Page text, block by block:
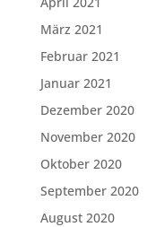
März 2021
Februar 2021
Januar 2021
Dezember 2020
November 2020
Oktober 2020
September 2020
August 2020